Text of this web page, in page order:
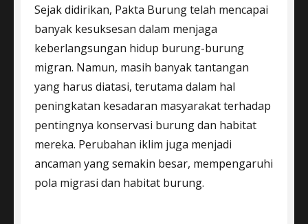
Sejak didirikan, Pakta Burung telah mencapai
banyak kesuksesan dalam menjaga
keberlangsungan hidup burung-burung
migran. Namun, masih banyak tantangan
yang harus diatasi, terutama dalam hal
peningkatan kesadaran masyarakat terhadap
pentingnya konservasi burung dan habitat
mereka. Perubahan iklim juga menjadi
ancaman yang semakin besar, mempengaruhi
pola migrasi dan habitat burung.